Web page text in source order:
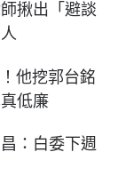
揪出「避談
他挖郭台銘
低廉
：白委下週